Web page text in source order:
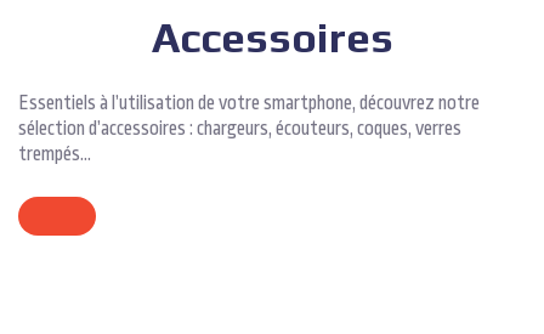
Accessoires
Essentiels à l’utilisation de votre smartphone, découvrez notre
sélection d’accessoires : chargeurs, écouteurs, coques, verres
trempés...